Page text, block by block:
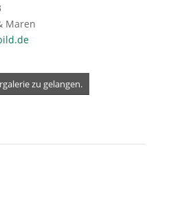
Maren
zu gelangen.